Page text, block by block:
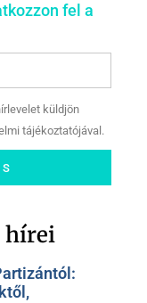
fel a
küldjön
tájékoztatójával.
hírei